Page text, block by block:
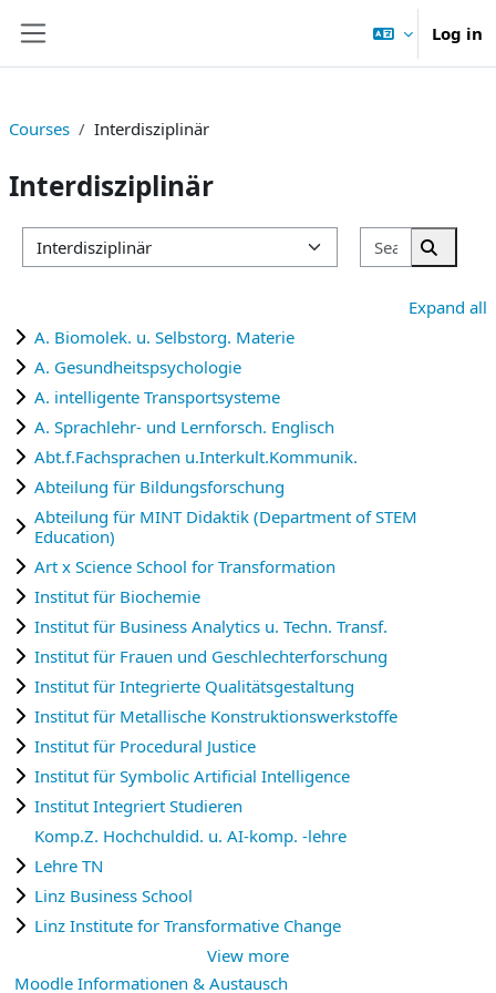
Log in
Courses Interdisziplinär
Interdisziplinär
Course categories
Search
Search
Expand all
A. Biomolek. u. Selbstorg. Materie
A. Gesundheitspsychologie
A. intelligente Transportsysteme
A. Sprachlehr- und Lernforsch. Englisch
Abt.f.Fachsprachen u.Interkult.Kommunik.
Abteilung für Bildungsforschung
Abteilung für MINT Didaktik (Department of STEM
Education)
Art x Science School for Transformation
Institut für Biochemie
Institut für Business Analytics u. Techn. Transf.
Institut für Frauen und Geschlechterforschung
Institut für Integrierte Qualitätsgestaltung
Institut für Metallische Konstruktionswerkstoffe
Institut für Procedural Justice
Institut für Symbolic Artificial Intelligence
Institut Integriert Studieren
Komp.Z. Hochchuldid. u. AI-komp. -lehre
Lehre TN
Linz Business School
Linz Institute for Transformative Change
View more
Moodle Informationen & Austausch